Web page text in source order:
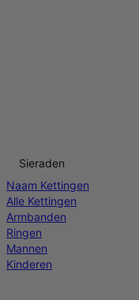
Sieraden
Naam Kettingen
Alle Kettingen
Armbanden
Ringen
Mannen
Kinderen